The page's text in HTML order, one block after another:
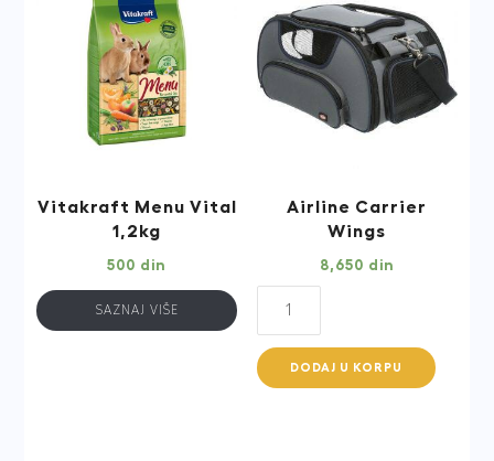
Vitakraft Menu Vital
1,2kg
500 din
SAZNAJ VIŠE
Airline Carrier
Wings
8,650 din
Wings
quantity
DODAJ U KORPU